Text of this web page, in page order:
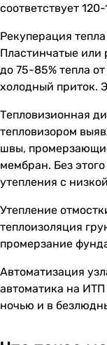
соответствует
Рекуперация
Пластинчатые или
до 75-85% тепла
холодный приток.
Тепловизионная
тепловизором
швы,
мембран. Без
утепления с
Утепление
теплоизоляция
промерзание
Автоматизация
автоматика на
ночью и в